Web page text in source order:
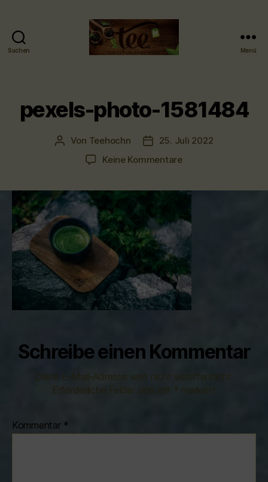
Suchen
-
Teefachgeschäft
Teehaus
Menü
pexels-photo-1581484
Beitragsautor
Von Teehochn Veröffentlichungsdatum
25. Juli 2022
Keine Kommentarezu
Schreibe einen Kommentar
Deine E-Mail-Adresse wird nicht veröffentlicht.
Erforderliche Felder sind mit * markiert
Kommentar *